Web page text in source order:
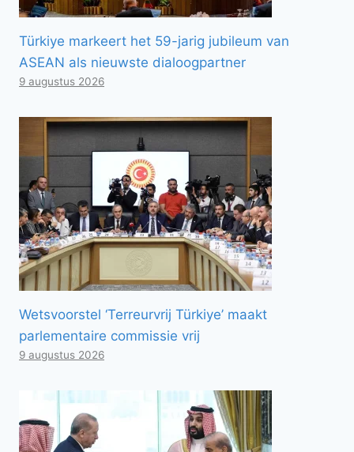
Türkiye markeert het 59-jarig jubileum van
ASEAN als nieuwste dialoogpartner
9 augustus 2026
Wetsvoorstel ‘Terreurvrij Türkiye’ maakt
parlementaire commissie vrij
9 augustus 2026